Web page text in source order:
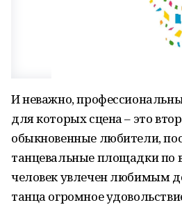
И неважно,
для которых сцена – это
обыкновенные любители,
танцевальные площадки по
человек увлечен любимым
танца огромное